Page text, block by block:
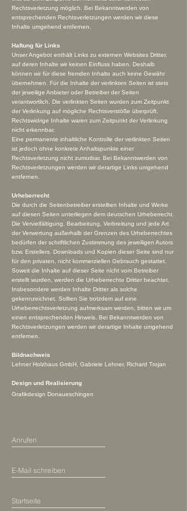
Rechtsverletzung möglich. Bei Bekanntwerden von
entsprechenden Rechtsverletzungen werden wir diese
Inhalte umgehend entfernen.
Haftung für Links
Unser Angebot enthält Links zu externen Websites Dritter,
auf deren Inhalte wir keinen Einfluss haben. Deshalb
können wir für diese fremden Inhalte auch keine Gewähr
übernehmen. Für die Inhalte der verlinkten Seiten ist stets
der jeweilige Anbieter oder Betreiber der Seiten
verantwortlich. Die verlinkten Seiten wurden zum Zeitpunkt
der Verlinkung auf mögliche Rechtsverstöße überprüft.
Rechtswidrige Inhalte waren zum Zeitpunkt der Verlinkung
nicht erkennbar.
Eine permanente inhaltliche Kontrolle der verlinkten Seiten
ist jedoch ohne konkrete Anhaltspunkte einer
Rechtsverletzung nicht zumutbar. Bei Bekanntwerden von
Rechtsverletzungen werden wir derartige Links umgehend
entfernen.
Urheberrecht
Die durch die Seitenbetreiber erstellten Inhalte und Werke
auf diesen Seiten unterliegen dem deutschen Urheberrecht.
Die Vervielfältigung, Bearbeitung, Verbreitung und jede Art
der Verwertung außerhalb der Grenzen des Urheberrechtes
bedürfen der schriftlichen Zustimmung des jeweiligen Autors
bzw. Erstellers. Downloads und Kopien dieser Seite sind nur
für den privaten, nicht kommerziellen Gebrauch gestattet.
Soweit die Inhalte auf dieser Seite nicht vom Betreiber
erstellt wurden, werden die Urheberrechte Dritter beachtet.
Insbesondere werden Inhalte Dritter als solche
gekennzeichnet. Sollten Sie trotzdem auf eine
Urheberrechtsverletzung aufmerksam werden, bitten wir um
einen entsprechenden Hinweis. Bei Bekanntwerden von
Rechtsverletzungen werden wir derartige Inhalte umgehend
entfernen.
Bildnachweis
Lehner Holzhaus GmbH, Gabriele Lehner, Richard Trojan
Design und Realisierung
Grafikdesign Donaueschingen
Anrufen
E-Mail schreiben
Startseite